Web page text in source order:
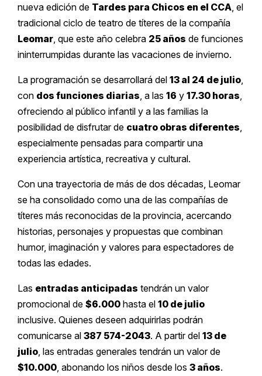
nueva edición de Tardes para Chicos en el CCA, el
tradicional ciclo de teatro de títeres de la compañía
Leomar, que este año celebra 25 años de funciones
ininterrumpidas durante las vacaciones de invierno.
La programación se desarrollará del 13 al 24 de julio,
con dos funciones diarias, a las 16 y 17.30 horas,
ofreciendo al público infantil y a las familias la
posibilidad de disfrutar de cuatro obras diferentes,
especialmente pensadas para compartir una
experiencia artística, recreativa y cultural.
Con una trayectoria de más de dos décadas, Leomar
se ha consolidado como una de las compañías de
títeres más reconocidas de la provincia, acercando
historias, personajes y propuestas que combinan
humor, imaginación y valores para espectadores de
todas las edades.
Las entradas anticipadas tendrán un valor
promocional de $6.000 hasta el 10 de julio
inclusive. Quienes deseen adquirirlas podrán
comunicarse al 387 574-2043. A partir del 13 de
julio, las entradas generales tendrán un valor de
$10.000, abonando los niños desde los 3 años.